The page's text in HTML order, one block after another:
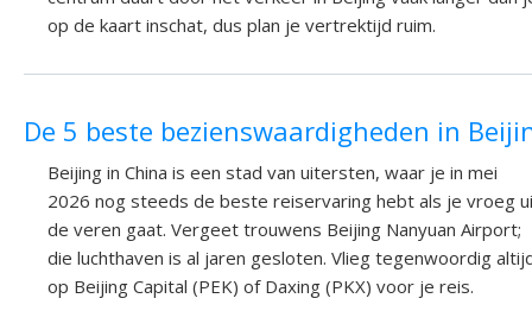
op de kaart inschat, dus plan je vertrektijd ruim.
De 5 beste bezienswaardigheden in
Beijing in China is een stad van uitersten, waar je in mei
2026 nog steeds de beste reiservaring hebt als je vroeg
de veren gaat. Vergeet trouwens Beijing Nanyuan Airport;
die luchthaven is al jaren gesloten. Vlieg tegenwoordig
op Beijing Capital (PEK) of Daxing (PKX) voor je reis.